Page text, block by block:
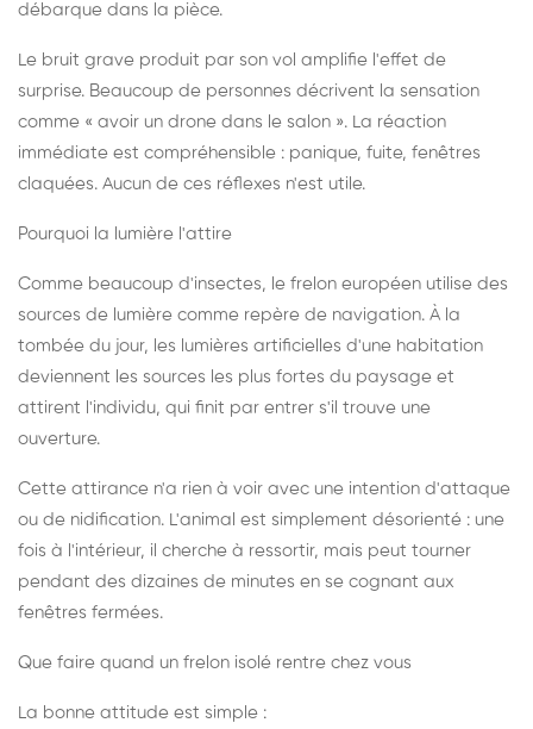
débarque dans la pièce.
Le bruit grave produit par son vol amplifie l'effet de
surprise. Beaucoup de personnes décrivent la sensation
comme « avoir un drone dans le salon ». La réaction
immédiate est compréhensible : panique, fuite, fenêtres
claquées. Aucun de ces réflexes n'est utile.
Pourquoi la lumière l'attire
Comme beaucoup d'insectes, le frelon européen utilise des
sources de lumière comme repère de navigation. À la
tombée du jour, les lumières artificielles d'une habitation
deviennent les sources les plus fortes du paysage et
attirent l'individu, qui finit par entrer s'il trouve une
ouverture.
Cette attirance n'a rien à voir avec une intention d'attaque
ou de nidification. L'animal est simplement désorienté : une
fois à l'intérieur, il cherche à ressortir, mais peut tourner
pendant des dizaines de minutes en se cognant aux
fenêtres fermées.
Que faire quand un frelon isolé rentre chez vous
La bonne attitude est simple :